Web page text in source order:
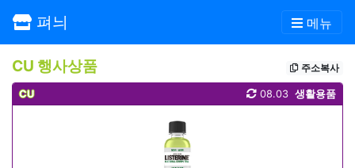
펴늬 메뉴
CU 행사상품 주소복사
CU 생활용품
08.03